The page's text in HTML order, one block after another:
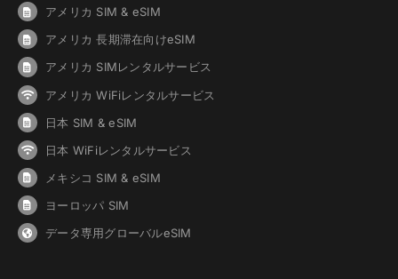
アメリカ SIM & eSIM
アメリカ 長期滞在向けeSIM
アメリカ SIMレンタルサービス
アメリカ WiFiレンタルサービス
日本 SIM & eSIM
日本 WiFiレンタルサービス
メキシコ SIM & eSIM
ヨーロッパ SIM
データ専用グローバルeSIM